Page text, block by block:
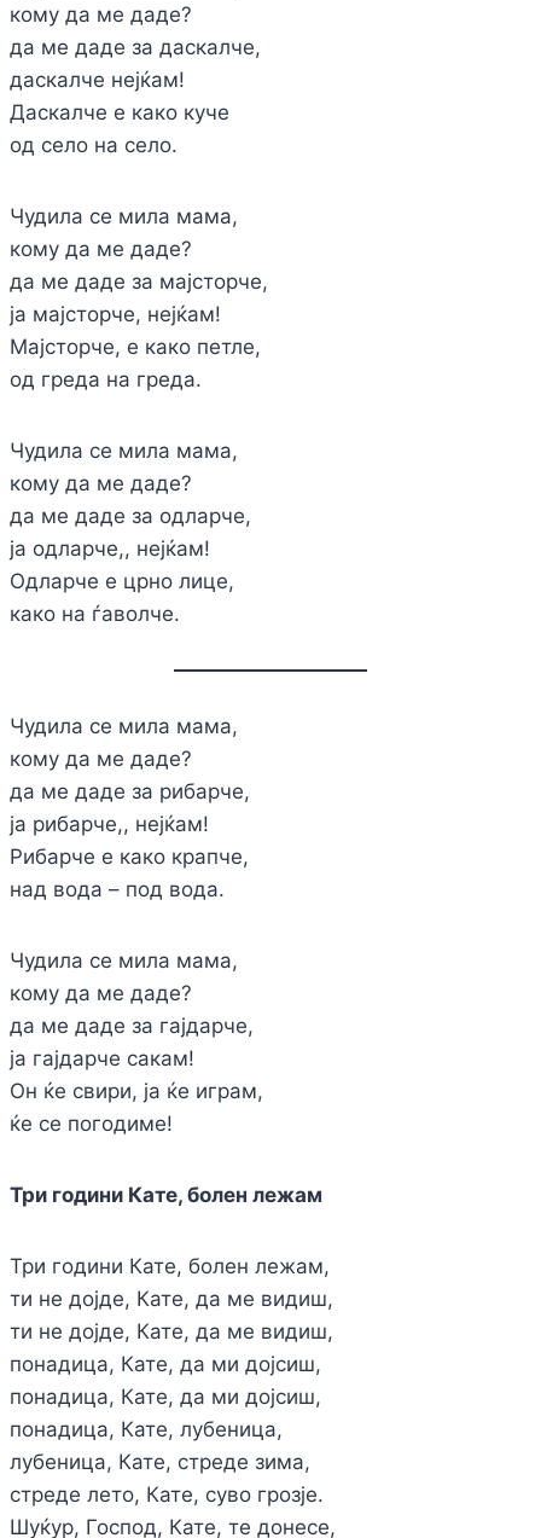
кому да ме даде?
да ме даде за даскалче,
даскалче нејќам!
Даскалче е како куче
од село на село.
Чудила се мила мама,
кому да ме даде?
да ме даде за мајсторче,
ја мајсторче, нејќам!
Мајсторче, е како петле,
од греда на греда.
Чудила се мила мама,
кому да ме даде?
да ме даде за одларче,
ја одларче,, нејќам!
Одларче е црно лице,
како на ѓаволче.
Чудила се мила мама,
кому да ме даде?
да ме даде за рибарче,
ја рибарче,, нејќам!
Рибарче е како крапче,
над вода – под вода.
Чудила се мила мама,
кому да ме даде?
да ме даде за гајдарче,
ја гајдарче сакам!
Он ќе свири, ја ќе играм,
ќе се погодиме!
Три години Кате, болен лежам
Три години Кате, болен лежам,
ти не дојде, Кате, да ме видиш,
ти не дојде, Кате, да ме видиш,
понадица, Кате, да ми дојсиш,
понадица, Кате, да ми дојсиш,
понадица, Кате, лубеница,
лубеница, Кате, стреде зима,
стреде лето, Кате, суво грозје.
Шуќур, Господ, Кате, те донесе,